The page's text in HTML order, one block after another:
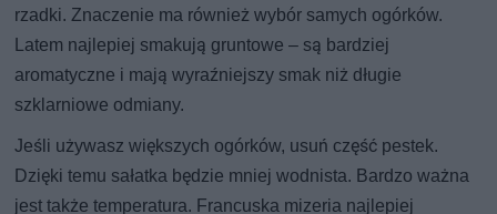
rzadki. Znaczenie ma również wybór samych ogórków.
Latem najlepiej smakują gruntowe – są bardziej
aromatyczne i mają wyraźniejszy smak niż długie
szklarniowe odmiany.
Jeśli używasz większych ogórków, usuń część pestek.
Dzięki temu sałatka będzie mniej wodnista. Bardzo ważna
jest także temperatura. Francuska mizeria najlepiej